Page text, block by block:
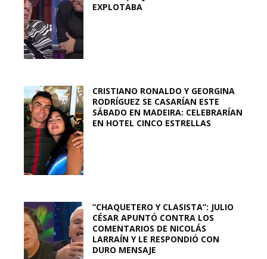
EXPLOTABA
CRISTIANO RONALDO Y GEORGINA
RODRÍGUEZ SE CASARÍAN ESTE
SÁBADO EN MADEIRA: CELEBRARÍAN
EN HOTEL CINCO ESTRELLAS
“CHAQUETERO Y CLASISTA”: JULIO
CÉSAR APUNTÓ CONTRA LOS
COMENTARIOS DE NICOLÁS
LARRAÍN Y LE RESPONDIÓ CON
DURO MENSAJE